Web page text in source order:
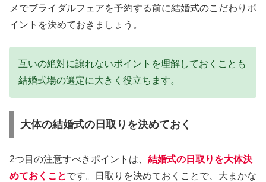
メでブライダルフェアを予約する前に結婚式のこだわりポ
イントを決めておきましょう。
互いの絶対に譲れないポイントを理解しておくことも
結婚式場の選定に大きく役立ちます。
大体の結婚式の日取りを決めておく
2つ目の注意すべきポイントは、 結婚式の日取りを大体決
めておくことです。日取りを決めておくことで、大まかな